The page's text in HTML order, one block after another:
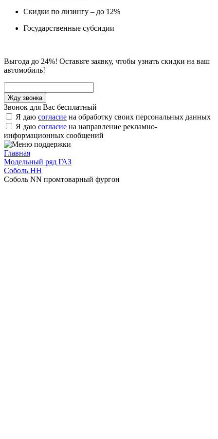
Скидки по лизингу – до 12%
Государственные субсидии
Выгода до 24%! Оставьте заявку, чтобы узнать скидки на ваш
автомобиль!
Звонок для Вас бесплатный
Я даю согласие на обработку своих персональных данных
Я даю согласие на направление рекламно-
информационных сообщений
Главная
Модельный ряд ГАЗ
Соболь НН
Соболь NN промтоварный фургон